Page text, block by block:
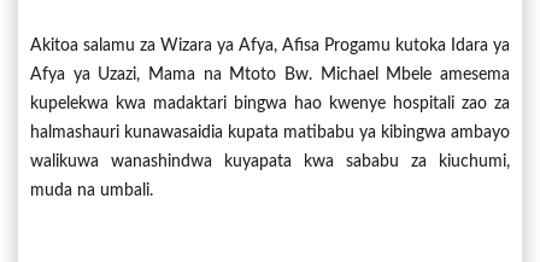
Akitoa salamu za Wizara ya Afya, Afisa Progamu kutoka Idara ya
Afya ya Uzazi, Mama na Mtoto Bw. Michael Mbele amesema
kupelekwa kwa madaktari bingwa hao kwenye hospitali zao za
halmashauri kunawasaidia kupata matibabu ya kibingwa ambayo
walikuwa wanashindwa kuyapata kwa sababu za kiuchumi,
muda na umbali.